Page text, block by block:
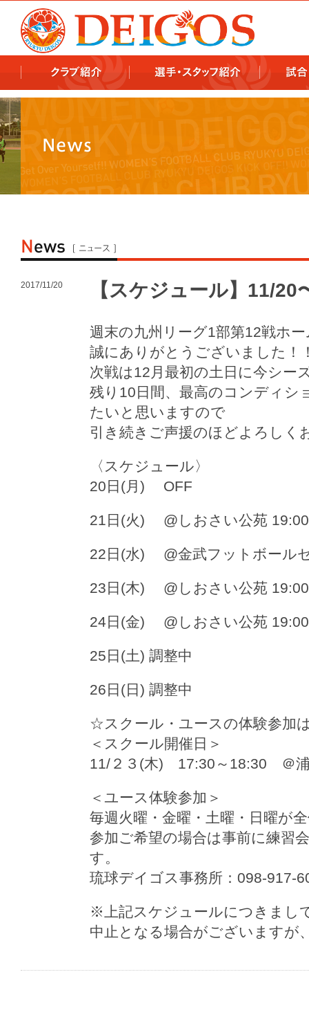
2017/11/20 【スケジュール】11/
週末の九州リーグ1部第12戦ホ
誠にありがとうございました！
次戦は12月最初の土日に今シー
残り10日間、最高のコンディ
たいと思いますので
引き続きご声援のほどよろしく
〈スケジュール〉
20日(月) OFF
21日(火) @しおさい公苑
22日(水) @金武フットボール
23日(木) @しおさい公苑
24日(金) @しおさい公苑
25日(土) 調整中
26日(日) 調整中
☆スクール・ユースの体験参加
＜スクール開催日＞
11/２３(木) 17:30～18:30 ＠浦
＜ユース体験参加＞
毎週火曜・金曜・土曜・日曜が
参加ご希望の場合は事前に練習
す。
琉球デイゴス事務所：098-917-
※上記スケジュールにつきまし
中止となる場合がございますが